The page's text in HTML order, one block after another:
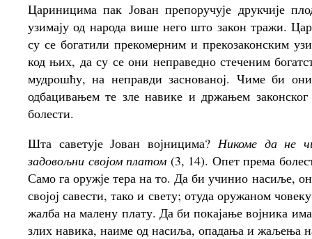
Цариницима пак Јован препоручује друкчије
узимају од народа више него што закон тражи.
су се богатили прекомерним и прекозаконским
код њих, да су се они неправедно стеченим
мудрошћу, на неправди заснованој. Чиме би
одбацивањем те зле навике и држањем
болести.
Шта саветује Јован војницима? Никоме да не
задовољни својом платом (3, 14). Опет према
Само га оружје тера на то. Да би учинио насиље,
својој савести, тако и свету; отуда оружаном
жалба на малену плату. Да би покајање војника
злих навика, наиме од насиља, опадања и жаљења